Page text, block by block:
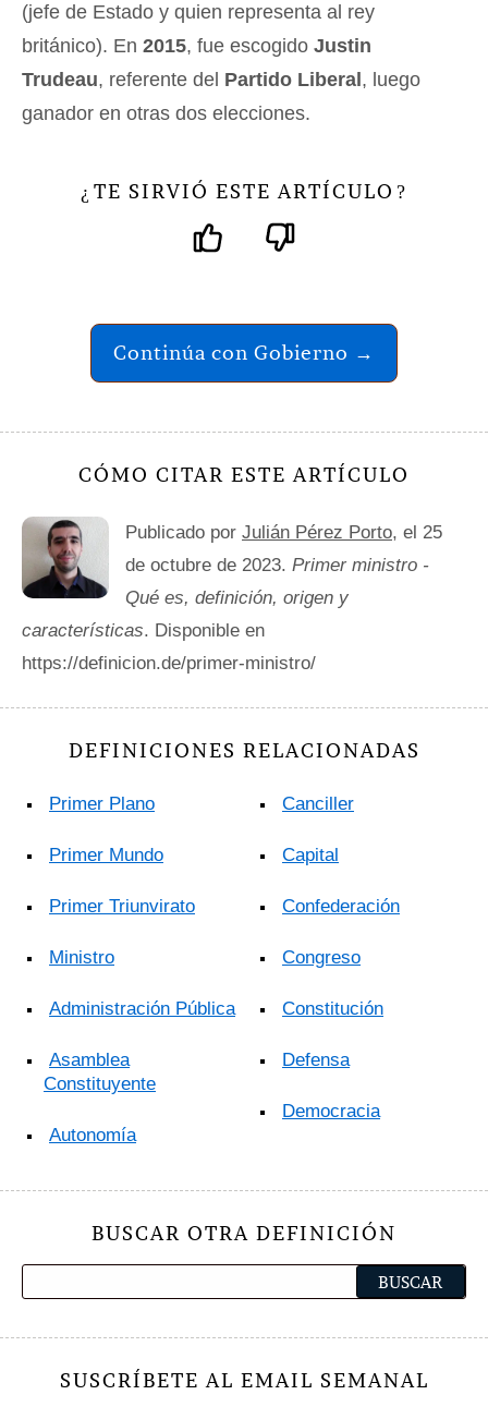
(jefe de Estado y quien representa al rey
británico). En 2015, fue escogido Justin
Trudeau, referente del Partido Liberal , luego
ganador en otras dos elecciones.
¿ TE SIRVIÓ ESTE ARTÍCULO ?
Continúa con Gobierno →
CÓMO CITAR ESTE ARTÍCULO
Publicado por Julián Pérez Porto, el 25
de octubre de 2023. Primer ministro -
Qué es, definición, origen y
características. Disponible en
https://definicion.de/primer-ministro/
DEFINICIONES RELACIONADAS
Primer Plano
Primer Mundo
Primer Triunvirato
Ministro
Administración Pública
Asamblea
Constituyente
Autonomía
Canciller
Capital
Confederación
Congreso
Constitución
Defensa
Democracia
BUSCAR OTRA DEFINICIÓN
SUSCRÍBETE AL EMAIL SEMANAL